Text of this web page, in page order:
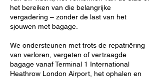
het bereiken van die belangrijke
vergadering – zonder de last van het
sjouwen met bagage.
We ondersteunen met trots de repatriëring
van verloren, vergeten of vertraagde
bagage vanaf Terminal 1 International
Heathrow London Airport, het ophalen en